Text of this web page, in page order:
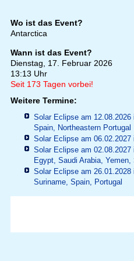
Wo ist das Event?
Antarctica
Wann ist das Event?
Dienstag, 17. Februar 2026
13:13 Uhr
Seit 173 Tagen vorbei!
Weitere Termine:
Solar Eclipse am 12.08.2026
Spain, Northeastern Portugal
Solar Eclipse am 06.02.2027
Solar Eclipse am 02.08.2027
Egypt, Saudi Arabia, Yemen,
Solar Eclipse am 26.01.2028
Suriname, Spain, Portugal